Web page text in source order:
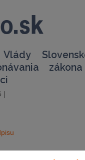
Vlády
|